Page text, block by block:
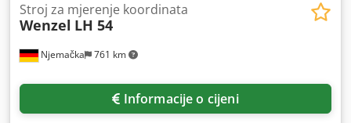
Njemačka 761 km
Stroj za mjerenje koordinata
Wenzel LH 54
Informacije o cijeni